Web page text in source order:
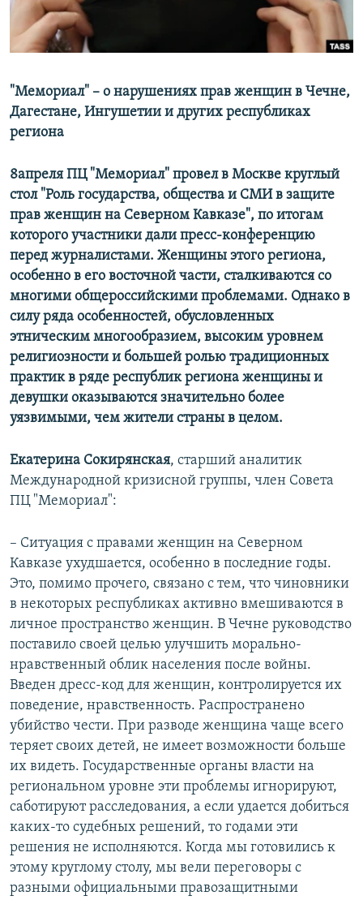
"Мемориал" – о нарушениях прав женщин в Чечне,
Дагестане, Ингушетии и других республиках
региона
8апреля ПЦ "Мемориал" провел в Москве круглый
стол "Роль государства, общества и СМИ в защите
прав женщин на Северном Кавказе", по итогам
которого участники дали пресс-конференцию
перед журналистами. Женщины этого региона,
особенно в его восточной части, сталкиваются со
многими общероссийскими проблемами. Однако в
силу ряда особенностей, обусловленных
этническим многообразием, высоким уровнем
религиозности и большей ролью традиционных
практик в ряде республик региона женщины и
девушки оказываются значительно более
уязвимыми, чем жители страны в целом.
Екатерина Сокирянская, старший аналитик
Международной кризисной группы, член Совета
ПЦ "Мемориал":
– Ситуация с правами женщин на Северном
Кавказе ухудшается, особенно в последние годы.
Это, помимо прочего, связано с тем, что чиновники
в некоторых республиках активно вмешиваются в
личное пространство женщин. В Чечне руководство
поставило своей целью улучшить морально-
нравственный облик населения после войны.
Введен дресс-код для женщин, контролируется их
поведение, нравственность. Распространено
убийство чести. При разводе женщина чаще всего
теряет своих детей, не имеет возможности больше
их видеть. Государственные органы власти на
региональном уровне эти проблемы игнорируют,
саботируют расследования, а если удается добиться
каких-то судебных решений, то годами эти
решения не исполняются. Когда мы готовились к
этому круглому столу, мы вели переговоры с
разными официальными правозащитными